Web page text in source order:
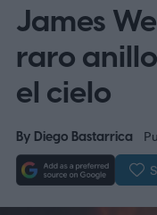
James
raro
el cielo
By Diego Bastarrica